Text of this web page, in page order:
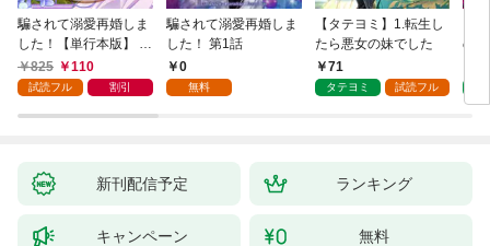
騙されて溺愛再婚しま
した！【単行本版】 1
巻825 110
試読フル 割引
騙されて溺愛再婚しま
した！ 第1話
0
無料
【タテヨミ】1.転生し
たら悪女の妹でした
71
タテヨミ 試読フル
の
新刊配信予定 ランキング
キャンペーン 無料